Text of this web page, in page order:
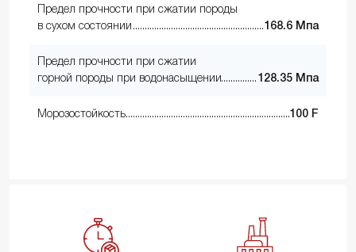
Предел прочности при сжатии породы
в сухом состоянии
168.6 Мпа
Предел прочности при сжатии
горной породы при водонасыщении
128.35 Мпа
Морозостойкость 100 F